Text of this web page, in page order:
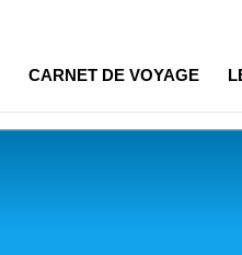
CARNET DE VOYAGE